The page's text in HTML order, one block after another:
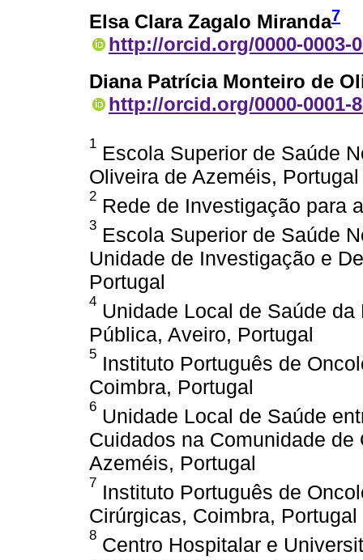
Elsa Clara Zagalo Miranda7
http://orcid.org/0000-0003-
Diana Patrícia Monteiro de
http://orcid.org/0000-0001-
1 Escola Superior de Saúde
Oliveira de Azeméis, Portugal
2 Rede de Investigação para
3 Escola Superior de Saúde
Unidade de Investigação e
Portugal
4 Unidade Local de Saúde
Pública, Aveiro, Portugal
5 Instituto Português de
Coimbra, Portugal
6 Unidade Local de Saúde
Cuidados na Comunidade
Azeméis, Portugal
7 Instituto Português de
Cirúrgicas, Coimbra, Portugal
8 Centro Hospitalar e